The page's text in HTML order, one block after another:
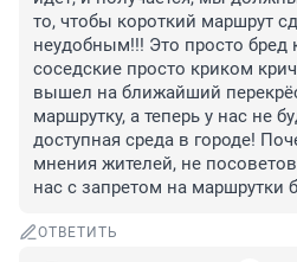
то, чтобы короткий маршрут
неудобным!!! Это просто бред
соседские просто криком
вышел на ближайший
маршрутку, а теперь у нас не
доступная среда в городе!
мнения жителей, не
нас с запретом на маршрутки
ОТВЕТИТЬ